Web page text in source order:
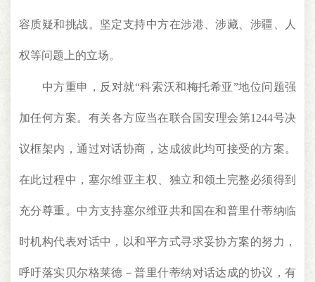
容质疑和挑战。坚定支持中方在涉港、涉藏、涉疆、人
权等问题上的立场。
中方重申，反对就“科索沃和梅托希亚”地位问题强
加任何方案。有关各方应当在联合国安理会第1244号决
议框架内，通过对话协商，达成彼此均可接受的方案。
在此过程中，塞尔维亚主权、独立和领土完整必须得到
充分尊重。中方支持塞尔维亚共和国在和普里什蒂纳临
时机构代表对话中，以和平方式寻求妥协方案的努力，
呼吁落实贝尔格莱德－普里什蒂纳对话达成的协议，有